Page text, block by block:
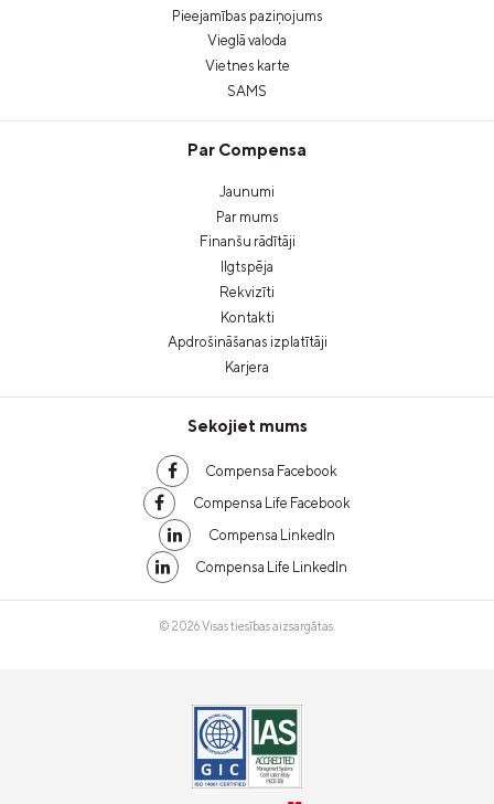
Pieejamības paziņojums
Vieglā valoda
Vietnes karte
SAMS
Par Compensa
Jaunumi
Par mums
Finanšu rādītāji
Ilgtspēja
Rekvizīti
Kontakti
Apdrošināšanas izplatītāji
Karjera
Sekojiet mums
Compensa Facebook
Compensa Life Facebook
Compensa LinkedIn
Compensa Life LinkedIn
© 2026 Visas tiesības aizsargātas.